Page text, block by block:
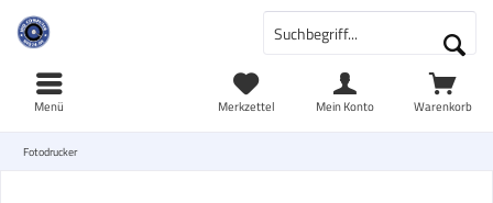
Warenkorb
Merkzettel Mein Konto
Menü
Fotodrucker